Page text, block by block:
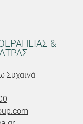
&
Συχαινά